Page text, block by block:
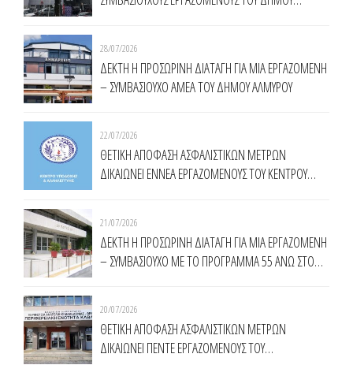
28/07/2026
ΔΕΚΤΗ Η ΠΡΟΣΩΡΙΝΗ ΔΙΑΤΑΓΗ ΓΙΑ ΜΙΑ ΕΡΓΑΖΟΜΕΝΗ
– ΣΥΜΒΑΣΙΟΥΧΟ ΑΜΕΑ ΤΟΥ ΔΗΜΟΥ ΑΛΜΥΡΟΥ
22/07/2026
ΘΕΤΙΚΗ ΑΠΟΦΑΣΗ ΑΣΦΑΛΙΣΤΙΚΩΝ ΜΕΤΡΩΝ
ΔΙΚΑΙΩΝΕΙ ΕΝNΕΑ ΕΡΓΑΖΟΜΕΝΟΥΣ ΤΟΥ ΚΕΝΤΡΟΥ
21/07/2026
ΔΕΚΤΗ Η ΠΡΟΣΩΡΙΝΗ ΔΙΑΤΑΓΗ ΓΙΑ ΜΙΑ ΕΡΓΑΖΟΜΕΝΗ
– ΣΥΜΒΑΣΙΟΥΧΟ ΜΕ ΤΟ ΠΡΟΓΡΑΜΜΑ 55 ΑΝΩ ΣΤΟ
20/07/2026
ΘΕΤΙΚΗ ΑΠΟΦΑΣΗ ΑΣΦΑΛΙΣΤΙΚΩΝ ΜΕΤΡΩΝ
ΔΙΚΑΙΩΝΕΙ ΠΕΝΤΕ ΕΡΓΑΖΟΜΕΝΟΥΣ ΤΟΥ